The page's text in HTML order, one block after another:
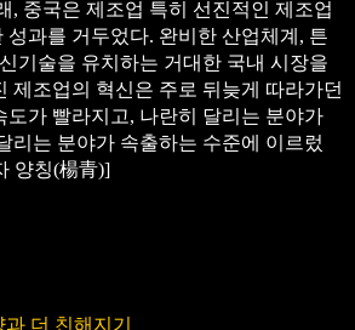
, 중국은 제조업 특히 선진적인 제조업
성과를 거두었다. 완비한 산업체계, 튼
기술을 유치하는 거대한 국내 시장을
제조업의 혁신은 주로 뒤늦게 따라가던
도가 빨라지고, 나란히 달리는 분야가
리는 분야가 속출하는 수준에 이르렀
양칭(楊青)]
더 친해지기